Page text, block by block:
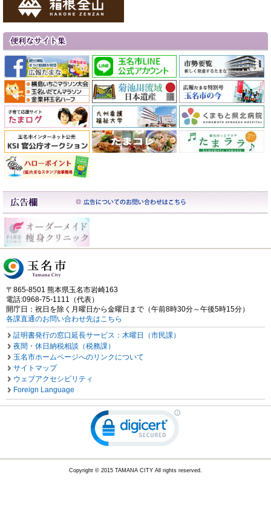
〒865-8501 熊本県玉名市岩崎163
電話:0968-75-1111（代表）
開庁日：祝日を除く月曜日から金曜日まで（午前8時30分～午後5時15分）
各課直通のお問い合わせ先はこちら
証明書発行の窓口延長サービス：木曜日（市民課）
夜間・休日納税相談（税務課）
玉名市ホームページへのリンクについて
サイトマップ
ウェブアクセシビリティ
Foreign Language
Copyright © 2015 TAMANA CITY All rights reserved.